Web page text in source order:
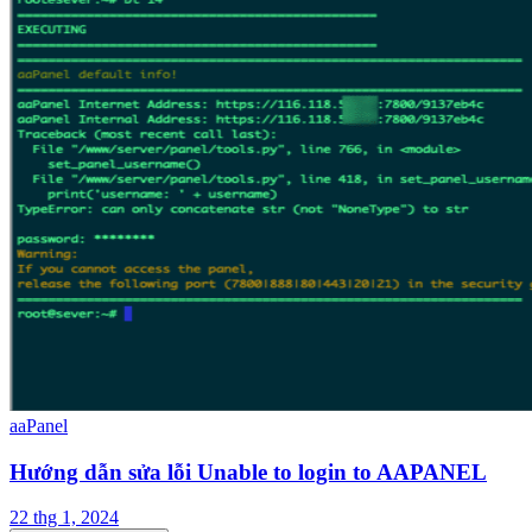
aaPanel
Hướng dẫn sửa lỗi Unable to login to AAPANEL
22 thg 1, 2024